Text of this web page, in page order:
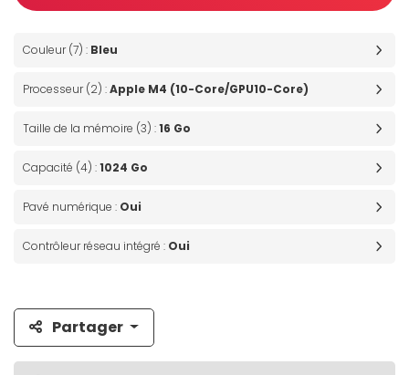
Couleur (7) : Bleu
Processeur (2) :Apple M4 (10-Core/GPU10-Core)
Taille de la mémoire (3) :16 Go
Capacité (4) :1024 Go
Pavé numérique : Oui
Contrôleur réseau intégré : Oui
Partager